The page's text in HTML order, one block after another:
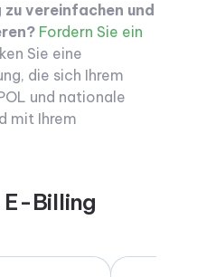
vereinfachen und
Fordern Sie ein
Sie eine
die sich Ihrem
und nationale
mit Ihrem
E-Billing